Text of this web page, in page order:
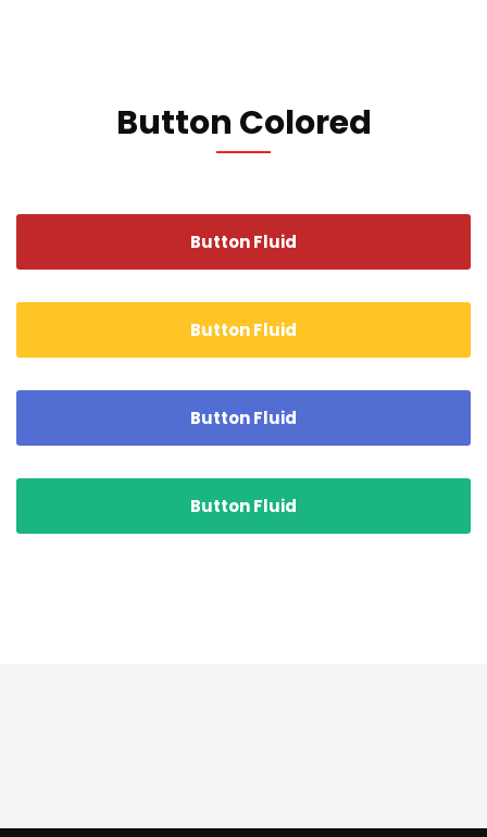
Button Colored
Button Fluid
Button Fluid
Button Fluid
Button Fluid